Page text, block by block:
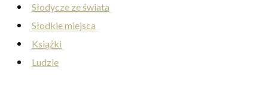
Słodycze ze świata
Słodkie miejsca
Książki
Ludzie